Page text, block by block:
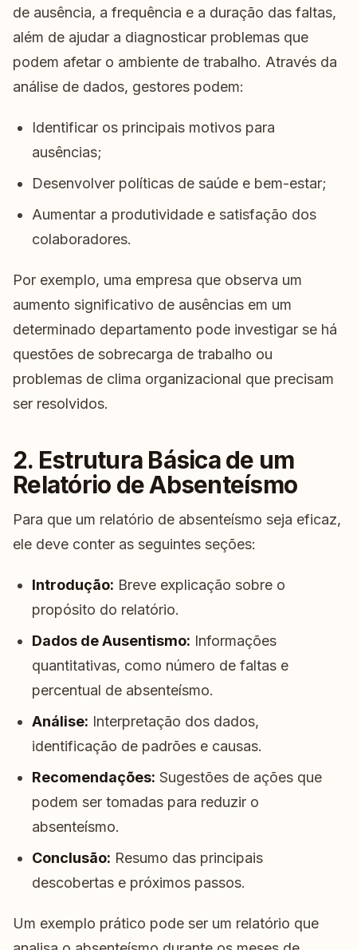
de ausência, a frequência e a duração das faltas,
além de ajudar a diagnosticar problemas que
podem afetar o ambiente de trabalho. Através da
análise de dados, gestores podem:
Identificar os principais motivos para
ausências;
Desenvolver políticas de saúde e bem-estar;
Aumentar a produtividade e satisfação dos
colaboradores.
Por exemplo, uma empresa que observa um
aumento significativo de ausências em um
determinado departamento pode investigar se há
questões de sobrecarga de trabalho ou
problemas de clima organizacional que precisam
ser resolvidos.
2. Estrutura Básica de um
Relatório de Absenteísmo
Para que um relatório de absenteísmo seja eficaz,
ele deve conter as seguintes seções:
Introdução: Breve explicação sobre o
propósito do relatório.
Dados de Ausentismo: Informações
quantitativas, como número de faltas e
percentual de absenteísmo.
Análise: Interpretação dos dados,
identificação de padrões e causas.
Recomendações: Sugestões de ações que
podem ser tomadas para reduzir o
absenteísmo.
Conclusão: Resumo das principais
descobertas e próximos passos.
Um exemplo prático pode ser um relatório que